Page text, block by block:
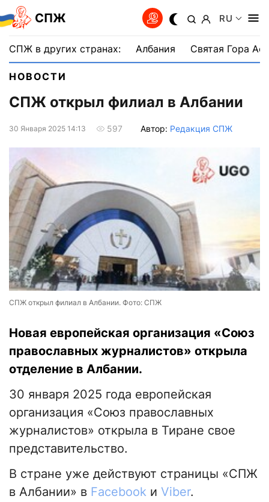
СПЖ RU
СПЖ в других странах: Албания Святая Гора
НОВОСТИ
СПЖ открыл филиал в Албании
30 Января 2025 14:13 597 Автор: Редакция СПЖ
СПЖ открыл филиал в Албании. Фото: СПЖ
Новая европейская организация «Союз
православных журналистов» открыла
отделение в Албании.
30 января 2025 года европейская
организация «Союз православных
журналистов» открыла в Тиране свое
представительство.
В стране уже действуют страницы «СПЖ
в Албании» в Facebook и Viber.